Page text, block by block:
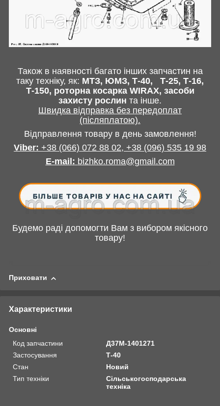
Також в наявності багато інших запчастин на
таку техніку, як: МТЗ, ЮМЗ, Т-40,
Т-25, Т-16,
Т-150, роторна косарка WIRAX, засоби
захисту рослин та інше.
Швидка відправка без передоплат
(післяплатою).
Відправлення товару в день замовлення!
Viber: +38 (066) 072 88 02, +38 (096) 535 19 98
E-mail : bizhko.roma@gmail.com
Будемо раді допомогти Вам з вибором якісного
товару!
Приховати
Характеристики
Основні
Код запчастини
Д37М-1401271
Застосування
Т-40
Стан
Новий
Тип техніки
Сільськогосподарська
техніка